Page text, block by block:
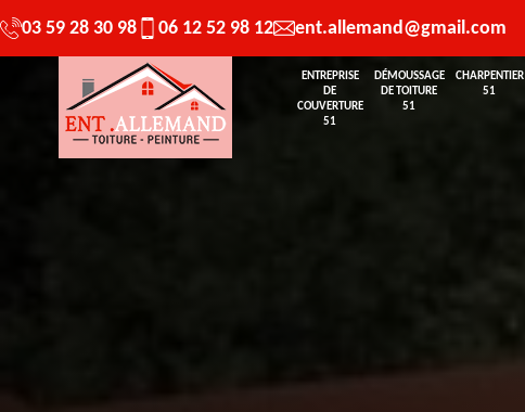
03 59 28 30 98 06 12 52 98 12 ent.allemand@gmail.com
ENTREPRISE
DE
COUVERTURE
51
DÉMOUSSAGE
DE TOITURE
51
CHARPENTIER
51